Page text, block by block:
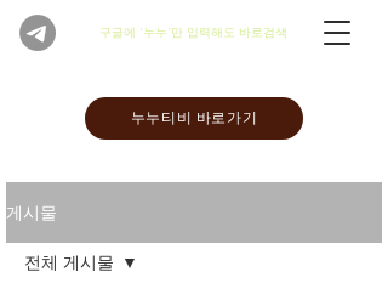
​구글에 '누누'만 입력해도 바로검색
누누티비 바로가기
게시물
전체 게시물